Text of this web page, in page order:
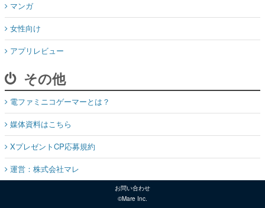
マンガ
女性向け
アプリレビュー
その他
電ファミニコゲーマーとは？
媒体資料はこちら
XプレゼントCP応募規約
運営：株式会社マレ
お問い合わせ
©Mare Inc.